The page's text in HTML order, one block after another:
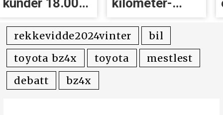
kilometer­
avgift for
elbiler
eksosanlegget
på taket (!)
rekkevidde2024vinter
bil
toyota bz4x
toyota
mestlest
debatt
bz4x